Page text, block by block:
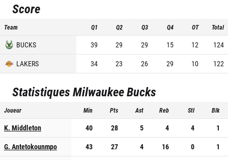
Score
Team Q1 Q2 Q3 Q4 OT Total
BUCKS 39 29 29 15 12
124
LAKERS
34 23 26 29 10 122
StatistiquesMilwaukee Bucks
Joueur Min Pts Ast Reb Stl Blk
K. Middleton 40 28 5 4 4
1
G. Antetokounmpo
43 27 4 16 0
1